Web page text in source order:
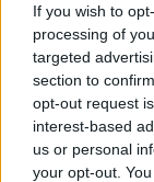
If you wish to
processing of
targeted
section to
opt-out request
interest-based
us or personal
your opt-out.
Milan-Inter 1-
Francesca Lombardi ·
CALCIO